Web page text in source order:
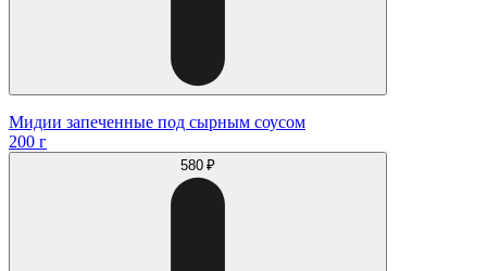
Мидии запеченные под сырным соусом
200 г
580 ₽